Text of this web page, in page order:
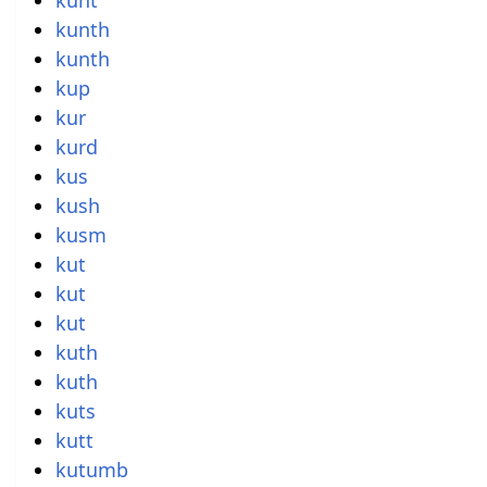
kunth
kunth
kup
kur
kurd
kus
kush
kusm
kut
kut
kut
kuth
kuth
kuts
kutt
kutumb